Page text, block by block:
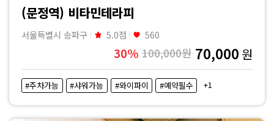
근
처
(문정역) 비타민테라피
서울특별시 송파구 5.0점 560
30% 100,000원 70,000 원
#주차가능 #샤워가능 #와이파이 #예약필수 +1